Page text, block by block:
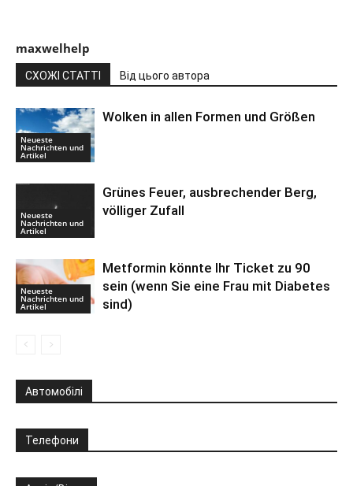
maxwelhelp
СХОЖІ СТАТТІ Від цього автора
Neueste
Nachrichten und
Artikel
Wolken in allen Formen und Größen
Neueste
Nachrichten und
Artikel
Grünes Feuer, ausbrechender Berg,
völliger Zufall
Neueste
Nachrichten und
Artikel
Metformin könnte Ihr Ticket zu 90
sein (wenn Sie eine Frau mit Diabetes
sind)
Автомобілі
Телефони